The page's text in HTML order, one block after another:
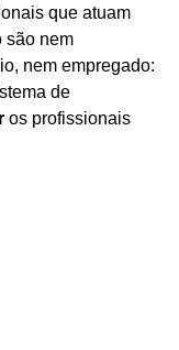
que atuam
são nem
nem empregado:
de
os profissionais